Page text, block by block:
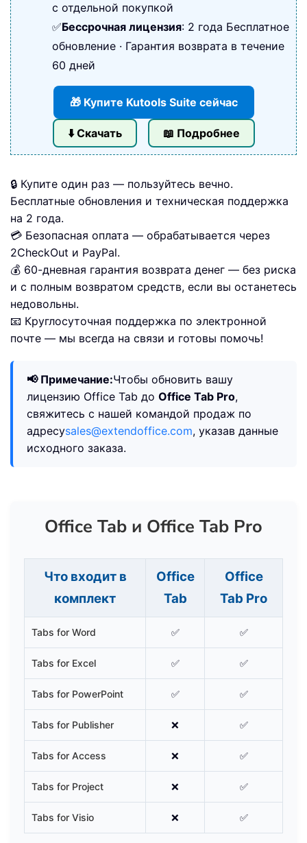
с отдельной покупкой
✅Бессрочная лицензия: 2 года Бесплатное
обновление · Гарантия возврата в течение
60 дней
🎁 Купите Kutools Suite сейчас
⬇️ Скачать 📖 Подробнее
🔒 Купите один раз — пользуйтесь вечно.
Бесплатные обновления и техническая поддержка
на 2 года.
💳 Безопасная оплата — обрабатывается через
2CheckOut и PayPal.
💰 60-дневная гарантия возврата денег — без риска
и с полным возвратом средств, если вы останетесь
недовольны.
📧 Круглосуточная поддержка по электронной
почте — мы всегда на связи и готовы помочь!
📢 Примечание:Чтобы обновить вашу
лицензию Office Tab до Office Tab Pro,
свяжитесь с нашей командой продаж по
адресуsales@extendoffice.com, указав данные
исходного заказа.
Office Tab и Office Tab Pro
Что входит в
комплект
Office
Tab
Office
Tab Pro
Tabs for Word ✅ ✅
Tabs for Excel ✅ ✅
Tabs for PowerPoint ✅ ✅
Tabs for Publisher ❌ ✅
Tabs for Access ❌ ✅
Tabs for Project ❌ ✅
Tabs for Visio ❌ ✅